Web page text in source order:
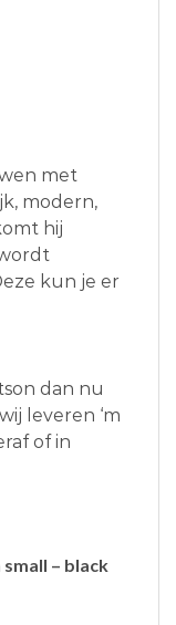
met
modern,
hij
kun je er
dan nu
leveren ‘m
of in
– black